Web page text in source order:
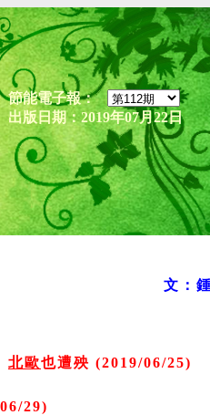
節能電子報：
出版日期：2019年07月22日
文：
北歐也遭殃 (2019/06/25)
29)